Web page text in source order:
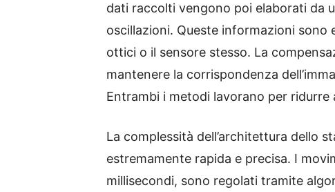
dati raccolti vengono poi elaborati da
oscillazioni. Queste informazioni sono
ottici o il sensore stesso. La
mantenere la corrispondenza
Entrambi i metodi lavorano per ridurre
La complessità dell’architettura dello
estremamente rapida e precisa. I
millisecondi, sono regolati tramite